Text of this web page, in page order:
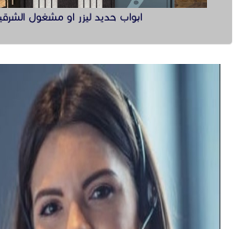
ابواب حديد ليزر او مشغول